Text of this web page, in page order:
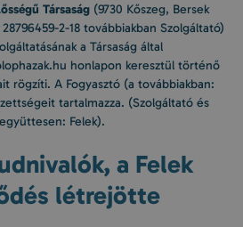
Társaság (9730 Kőszeg, Bersek
2-18 továbbiakban Szolgáltató)
a Társaság által
honlapon keresztül történő
rögzíti. A Fogyasztó (a továbbiakban:
tartalmazza. (Szolgáltató és
Felek).
a Felek
létrejötte